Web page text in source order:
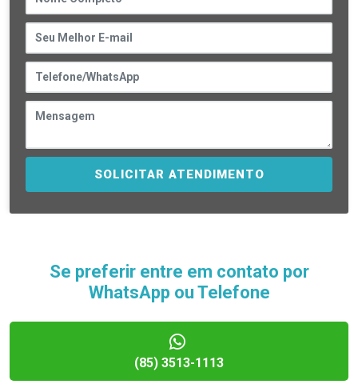
SOLICITAR ATENDIMENTO
Se preferir entre em contato por
WhatsApp ou Telefone
(85) 3513-1113